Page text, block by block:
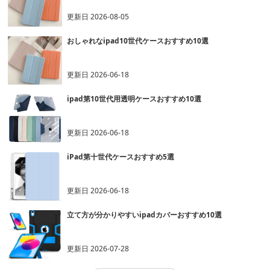
更新日2026-08-05
おしゃれなipad10世代ケースおすすめ10選
更新日2026-06-18
ipad第10世代用透明ケースおすすめ10選
更新日2026-06-18
iPad第十世代ケースおすすめ5選
更新日2026-06-18
立て方が分かりやすいipadカバーおすすめ10選
更新日2026-07-28